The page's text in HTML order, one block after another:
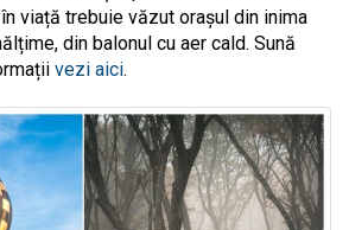
viață trebuie văzut orașul din inima
din balonul cu aer cald. Sună
vezi aici.